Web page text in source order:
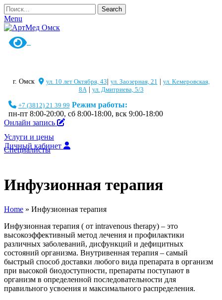
Search
Menu
г. Омск ул. 10 лет Октября, 43 ул. Заозерная, 21
ул. Кемеровская,
8А| ул. Дмитриева, 5/3
+7 (3812) 21 39 99 Режим работы:
пн-пт 8:00-20:00, сб 8:00-18:00, вск 9:00-18:00
Онлайн запись
Услуги и цены
Личный кабинет
Специалисты
Инфузионная терапия
Home » Инфузионная терапия
Инфузионная терапия ( от intravenous therapy) – это
высокоэффективный метод лечения и профилактики
различных заболеваний, дисфункций и дефицитных
состояний организма. Внутривенная терапия – самый
быстрый способ доставки любого вида препарата в организм
при высокой биодоступности, препараты поступают в
организм в определенной последовательности для
правильного усвоения и максимального распределения.